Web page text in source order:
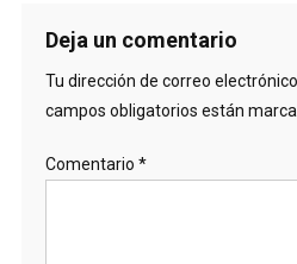
Deja un comentario
Tu dirección de correo
campos obligatorios están
Comentario *